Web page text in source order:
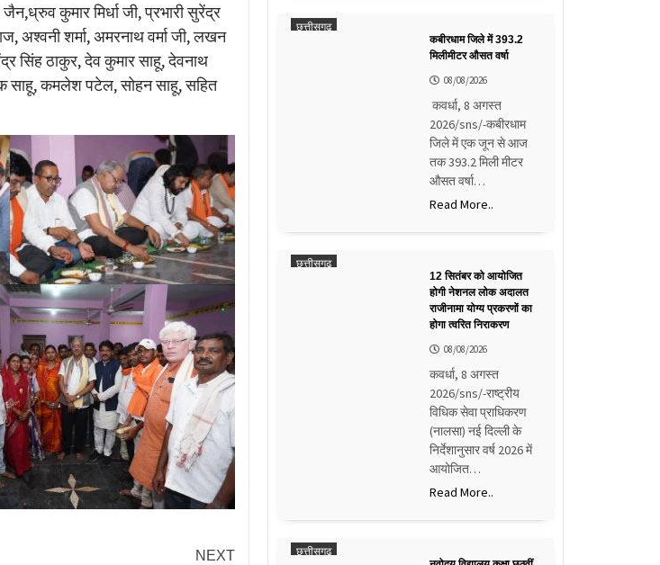
कुमार मिर्धा जी, प्रभारी सुरेंद्र
अश्वनी शर्मा, अमरनाथ वर्मा जी, लखन
सिंह ठाकुर, देव कुमार साहू, देवनाथ
साहू, कमलेश पटेल, सोहन साहू, सहित
NEXT
छत्तीसगढ़
कबीरधाम जिले में 393.2
मिलीमीटर औसत वर्षा
08/08/2026
कवर्धा, 8 अगस्त
2026/sns/-कबीरधाम
जिले में एक जून से आज
तक 393.2 मिली मीटर
औसत वर्षा…
Read More..
छत्तीसगढ़
12 सितंबर को आयोजित
होगी नेशनल लोक अदालत
राजीनामा योग्य प्रकरणों का
होगा त्वरित निराकरण
08/08/2026
कवर्धा, 8 अगस्त
2026/sns/-राष्ट्रीय
विधिक सेवा प्राधिकरण
(नालसा) नई दिल्ली के
निर्देशानुसार वर्ष 2026 में
आयोजित…
Read More..
छत्तीसगढ़